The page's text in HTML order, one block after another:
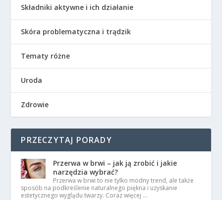
Składniki aktywne i ich działanie
Skóra problematyczna i trądzik
Tematy różne
Uroda
Zdrowie
PRZECZYTAJ PORADY
Przerwa w brwi – jak ją zrobić i jakie
narzędzia wybrać?
Przerwa w brwi to nie tylko modny trend, ale także
sposób na podkreślenie naturalnego piękna i uzyskanie
estetycznego wyglądu twarzy. Coraz więcej …